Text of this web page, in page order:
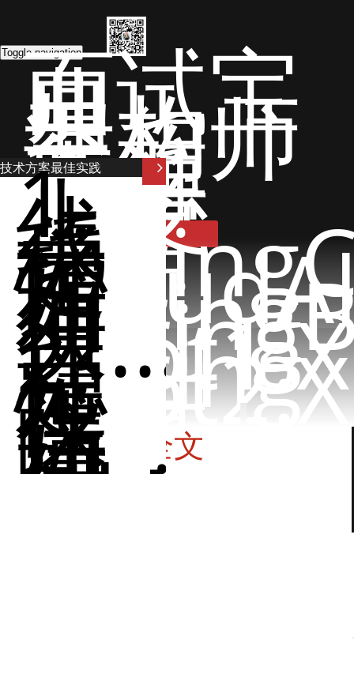
Toggle navigation
面试宝
典
架构师
课程
开源
文章
博客
Spring
Boot1.X
Spring
Boot2.X
关于
登录|
注册
技术方案最佳实践
1.
上
线
稳
定
性
如
何
保...
2.
稳
定
性
保
障，
如
何...
真
点击阅读全文